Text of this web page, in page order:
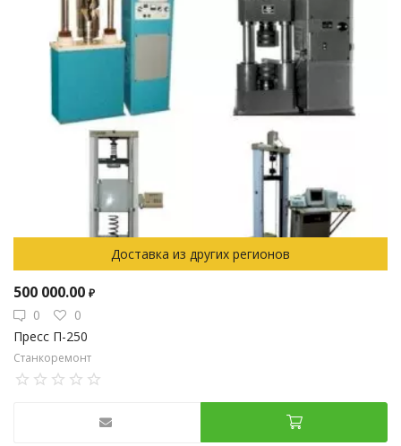
Доставка из других регионов
500 000.00 ₽
0
0
Пресс П-250
Станкоремонт